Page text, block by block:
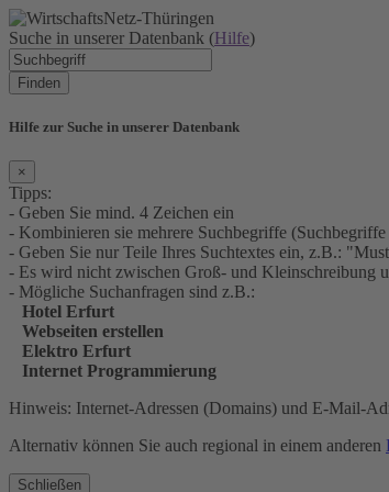
Suche in unserer Datenbank (Hilfe)
Finden
Hilfe zur Suche in unserer Datenbank
×
Tipps:
- Geben Sie mind. 4 Zeichen ein
- Kombinieren sie mehrere Suchbegriffe
- Geben Sie nur Teile Ihres Suchtextes ein, z.B.:
- Es wird nicht zwischen Groß- und Kleinschreibung
- Mögliche Suchanfragen sind z.B.:
Hotel Erfurt
Webseiten erstellen
Elektro Erfurt
Internet Programmierung
Hinweis: Internet-Adressen (Domains) und E-Mail-
Alternativ können Sie auch regional in einem anderen
Schließen